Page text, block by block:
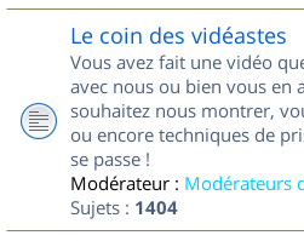
Le coin des vidéastes
Vous avez fait une vidéo
avec nous ou bien vous en
souhaitez nous montrer,
ou encore techniques de
se passe !
Modérateur : Modérateurs
Sujets : 1404